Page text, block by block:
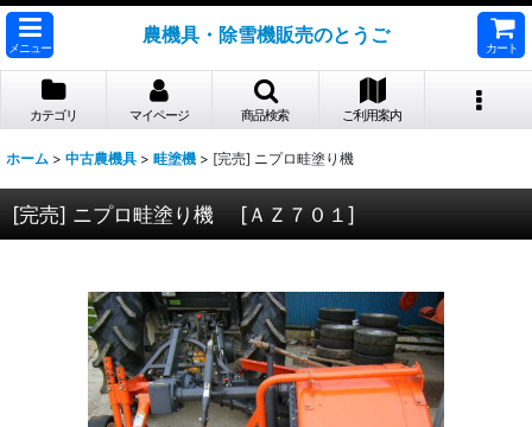
メニュー
農機具・除雪機販売のとうご
カート
カテゴリ マイページ 商品検索 ご利用案内
ホーム > 中古農機具 > 畦塗機 > [完売] ニプロ畦塗り機
[完売] ニプロ畦塗り機 [ＡＺ７０１ ]